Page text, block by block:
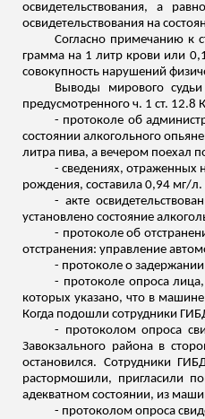
освидетельствования, а
освидетельствования на
Согласно примечанию к
грамма на 1 литр крови или
совокупность нарушений
Выводы мирового судьи
предусмотренного ч. 1 ст.
- протоколе об
состоянии алкогольного
литра пива, а вечером поехал
- сведениях, отраженных
рождения, составила 0,94 мг/л.
-акте
установлено состояние
- протоколеоб
отстранения: управление
- протоколе о задержании
- протоколе опроса
которых указано, что в
Когда подошли сотрудники
- протоколом опроса
Завокзального района в
остановился. Сотрудники
растормошили, пригласили
адекватном состоянии, из
- протоколом опроса